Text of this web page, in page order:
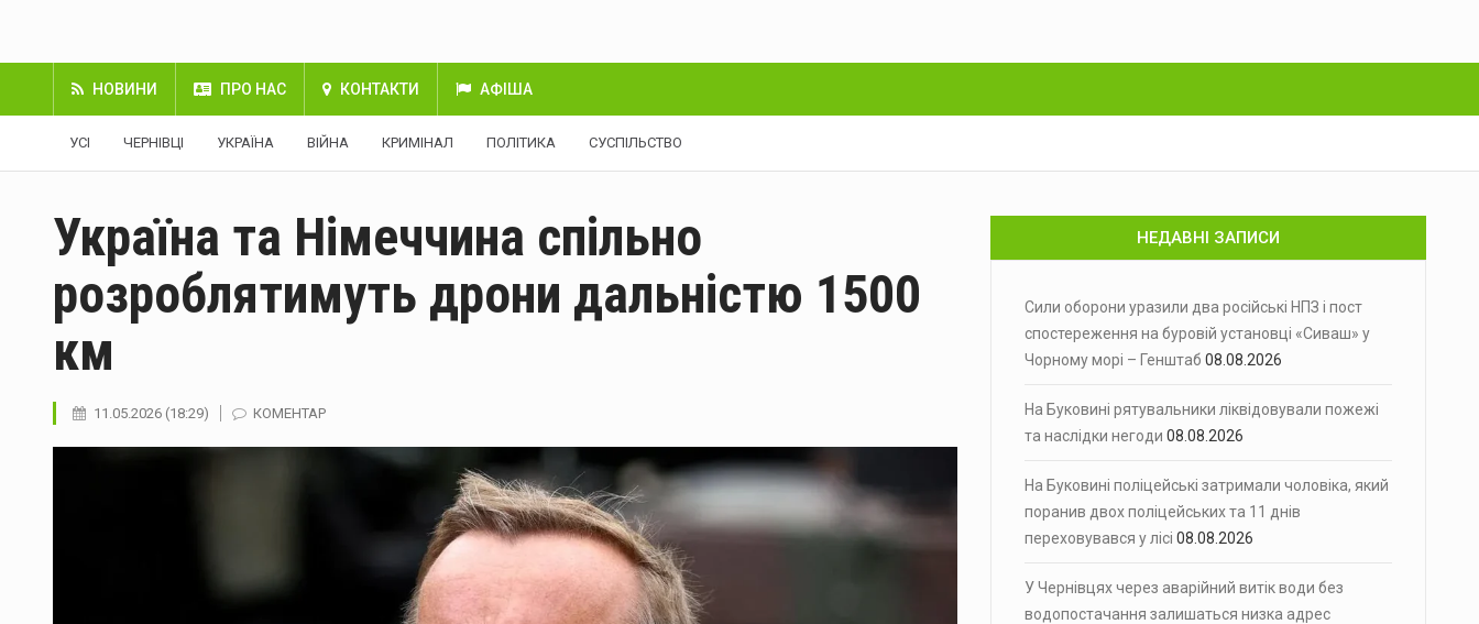
НОВИНИ ПРО НАС КОНТАКТИ АФІША
УСІ ЧЕРНІВЦІ УКРАЇНА ВІЙНА КРИМІНАЛ ПОЛІТИКА СУСПІЛЬСТВО
Україна та Німеччина спільно
розроблятимуть дрони дальністю 1500
км
11.05.2026 (18:29) КОМЕНТАР
НЕДАВНІ ЗАПИСИ
Сили оборони уразили два російські НПЗ і пост
спостереження на буровій установці «Сиваш» у
Чорному морі – Генштаб 08.08.2026
На Буковині рятувальники ліквідовували пожежі
та наслідки негоди 08.08.2026
На Буковині поліцейські затримали чоловіка, який
поранив двох поліцейських та 11 днів
переховувався у лісі 08.08.2026
У Чернівцях через аварійний витік води без
водопостачання залишаться низка адрес